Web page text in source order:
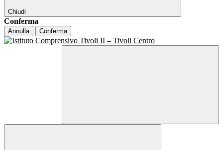
Chiudi
Conferma
Annulla Conferma